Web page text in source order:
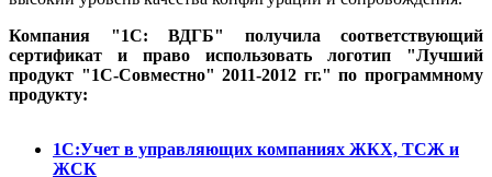
Компания "1С: ВДГБ" получила соответствующий
сертификат и право использовать логотип "Лучший
продукт "1С-Совместно" 2011-2012 гг." по программному
продукту:
1С:Учет в управляющих компаниях ЖКХ, ТСЖ и
ЖСК